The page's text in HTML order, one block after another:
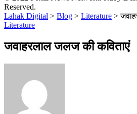
Reserved.
Lahak Digital > Blog > Literature >
Literature
जवाहरलाल जलज की कविताएं